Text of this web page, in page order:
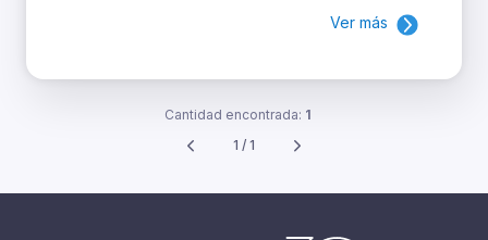
Ver más
Cantidad encontrada: 1
1 / 1